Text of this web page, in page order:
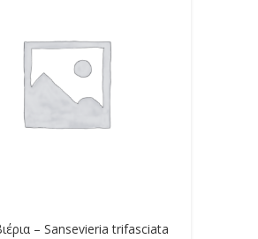
– Sansevieria trifasciata